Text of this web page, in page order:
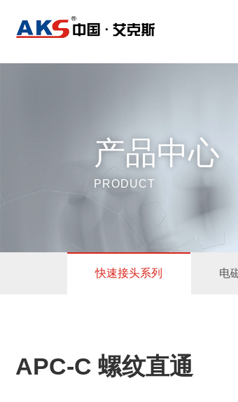
产品中心
PRODUCT
快速接头系列 电
APC-C 螺纹直通